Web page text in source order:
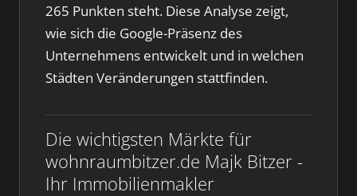
265 Punkten steht. Diese Analyse zeigt,
wie sich die Google-Präsenz des
Unternehmens entwickelt und in welchen
Städten Veränderungen stattfinden.
Die wichtigsten Märkte für
wohnraumbitzer.de Majk Bitzer -
Ihr Immobilienmakler